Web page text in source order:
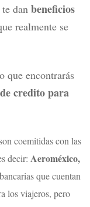
dan beneficios
realmente se
que encontrarás
credito para
coemitidas con las
decir: Aeroméxico,
que cuentan
los viajeros, pero